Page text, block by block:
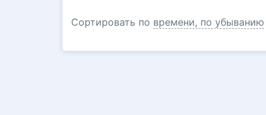
Сортировать по времени, по убыванию